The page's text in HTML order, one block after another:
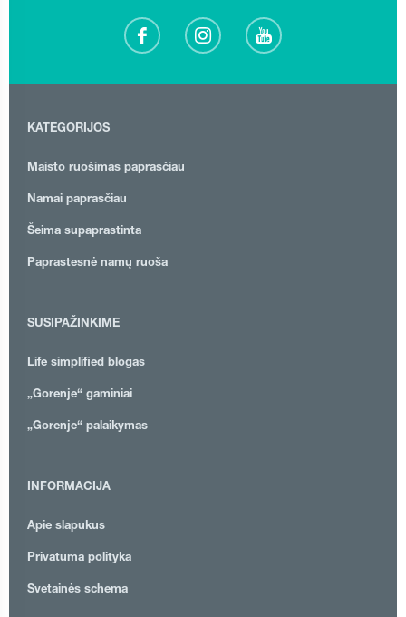
KATEGORIJOS
Maisto ruošimas paprasčiau
Namai paprasčiau
Šeima supaprastinta
Paprastesnė namų ruoša
SUSIPAŽINKIME
Life simplified blogas
„Gorenje“ gaminiai
„Gorenje“ palaikymas
INFORMACIJA
Apie slapukus
Privātuma polityka
Svetainės schema